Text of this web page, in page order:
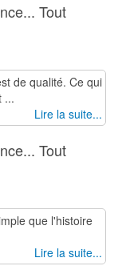
Tout
de qualité. Ce qui
...
Lire la suite...
Tout
que l'histoire
Lire la suite...